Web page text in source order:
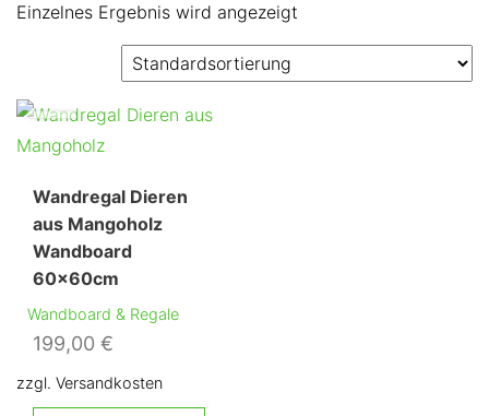
Einzelnes Ergebnis wird angezeigt
Wandregal Dieren
aus Mangoholz
Wandboard
60x60cm
Wandboard & Regale
199,00 €
zzgl. Versandkosten